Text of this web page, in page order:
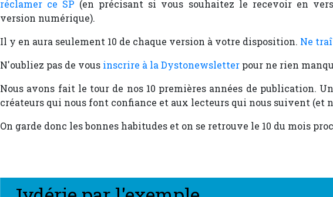
réclamer ce SP (en précisant si vous souhaitez le recevoir en
version numérique).
Il y en aura seulement 10 de chaque version à votre disposition. Ne
N'oubliez pas de vous inscrire à la Dystonewsletter pour ne rien
Nous avons fait le tour de nos 10 premières années de publication.
créateurs qui nous font confiance et aux lecteurs qui nous suivent (et
On garde donc les bonnes habitudes et on se retrouve le 10 du mois